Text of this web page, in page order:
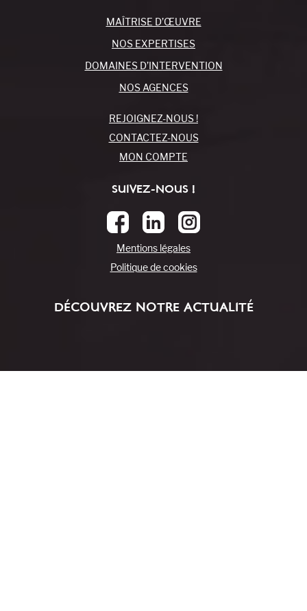
MAÎTRISE D’ŒUVRE
NOS EXPERTISES
DOMAINES D’INTERVENTION
NOS AGENCES
REJOIGNEZ-NOUS !
CONTACTEZ-NOUS
MON COMPTE
SUIVEZ-NOUS !
Mentions légales
Politique de cookies
DÉCOUVREZ NOTRE ACTUALITÉ